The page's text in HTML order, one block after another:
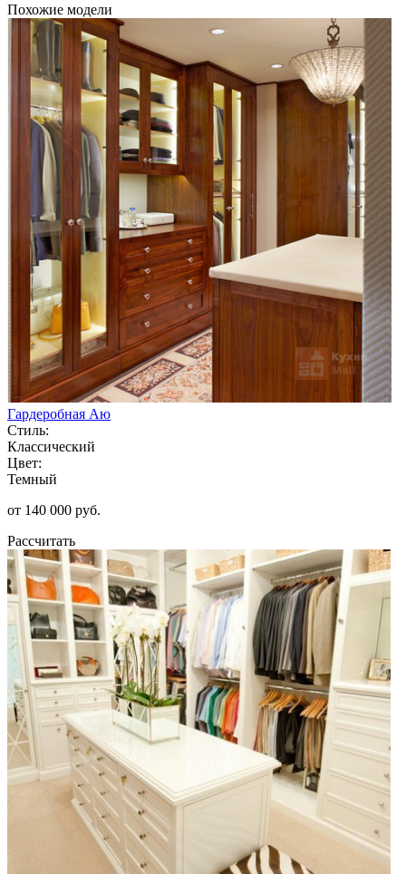
Похожие модели
Гардеробная Аю
Стиль:
Классический
Цвет:
Темный
от 140 000 руб.
Рассчитать